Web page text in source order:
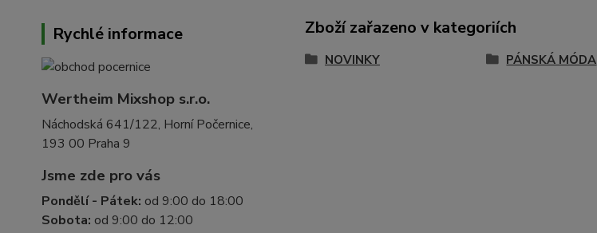
Rychlé informace
Wertheim Mixshop s.r.o.
Náchodská 641/122, Horní Počernice,
193 00 Praha 9
Jsme zde pro vás
Pondělí - Pátek: od 9:00 do 18:00
Sobota: od 9:00 do 12:00
Zboží zařazeno v kategoriích
NOVINKY PÁNSKÁ MÓDA